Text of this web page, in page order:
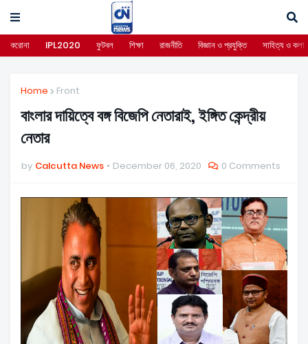
করোনা IPL2020 ফুটবল শিক্ষা রাজনীতি বিজ্ঞান ও প্রযুক্তি সাহিত্য ও কলা
Home Front
বাংলার দায়িত্বে বঙ্গ বিজেপি নেতারাই, ইঙ্গিত কেন্দ্রীয়
নেতার
by Calcutta News December 06, 2020 0 Comments